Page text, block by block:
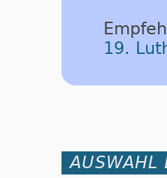
19.
AUSWAHL